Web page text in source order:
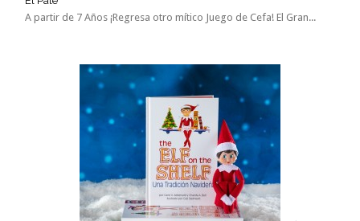
A partir de 7 Años ¡Regresa otro mítico Juego de Cefa! El Gran...